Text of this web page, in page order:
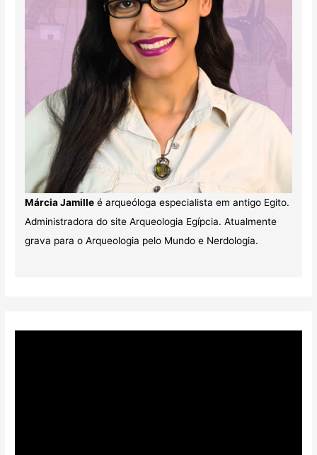
Márcia Jamilleé arqueóloga especialista em antigo Egito.
Administradora do site Arqueologia Egípcia. Atualmente
grava para o Arqueologia pelo Mundo e Nerdologia.